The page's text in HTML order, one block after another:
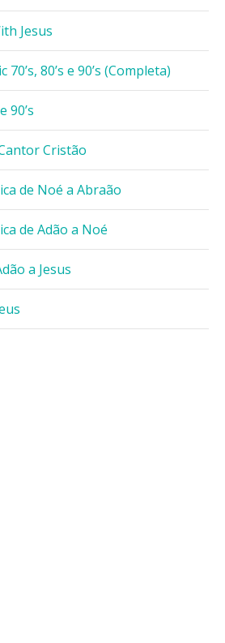
Jesus
80’s e 90’s (Completa)
90’s
Cristão
de Noé a Abraão
de Adão a Noé
a Jesus